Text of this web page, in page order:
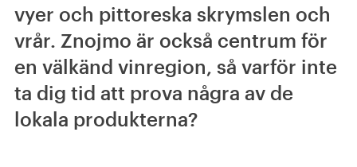
vyer och pittoreska skrymslen och
vrår. Znojmo är också centrum för
en välkänd vinregion, så varför inte
ta dig tid att prova några av de
lokala produkterna?